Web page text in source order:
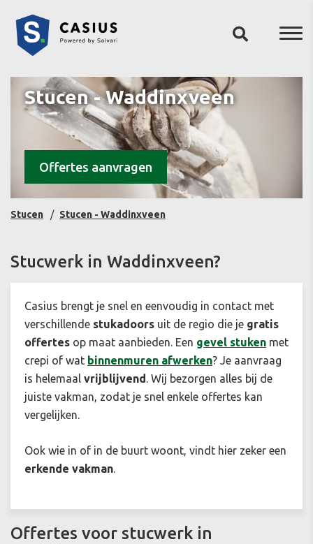
Stucen - Waddinxveen
Offertes aanvragen
Stucen Stucen - Waddinxveen
Stucwerk in Waddinxveen?
Casius brengt je snel en eenvoudig in contact met
verschillende stukadoors uit de regio die je gratis
offertes op maat aanbieden. Een gevel stuken met
crepi of wat binnenmuren afwerken? Je aanvraag
is helemaal vrijblijvend. Wij bezorgen alles bij de
juiste vakman, zodat je snel enkele offertes kan
vergelijken.
Ook wie in of in de buurt woont, vindt hier zeker een
erkende vakman.
Offertes voor stucwerk in